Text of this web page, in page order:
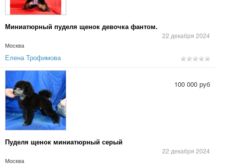
Миниатюрный пуделя щенок девочка фантом.
22 декабря 2024
Москва
Елена Трофимова
Пуделя щенок миниатюрный серый
22 декабря 2024
Москва
100 000 руб